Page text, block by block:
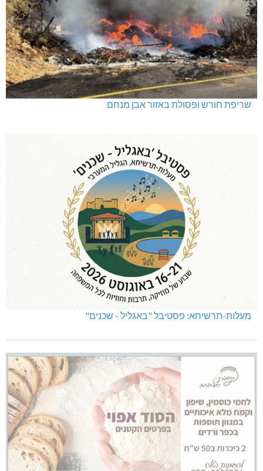
שריפת חורש ופסולת באזור אבן מנחם
מעלות-תרשיחא: פסטיבל "באגליל - שכנים"